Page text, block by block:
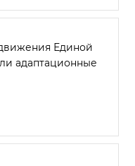
Единой
адаптационные